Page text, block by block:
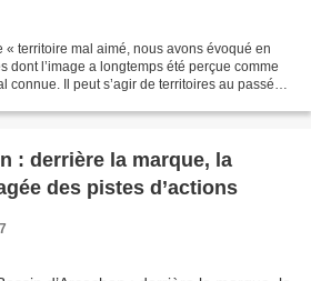
territoire mal aimé, nous avons évoqué en
dont l’image a longtemps été perçue comme
connue. Il peut s’agir de territoires au passé
: derrière la marque, la
des pistes d’actions